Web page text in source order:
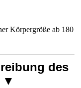
Körpergröße ab 180
des